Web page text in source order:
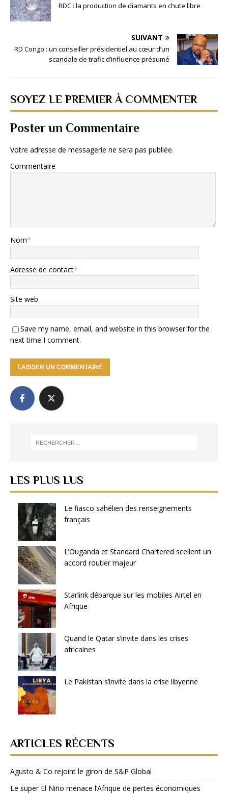
RDC : la production de diamants en chute libre
SUIVANT
RD Congo : un conseiller présidentiel au cœur d’un
scandale de trafic d’influence présumé
SOYEZ LE PREMIER À COMMENTER
Poster un Commentaire
Votre adresse de messagerie ne sera pas publiée.
Commentaire
Nom*
Adresse de contact*
Site web
Save my name, email, and website in this browser for the
next time I comment.
LES PLUS LUS
Le fiasco sahélien des renseignements
français
L’Ouganda et Standard Chartered scellent un
accord routier majeur
Starlink débarque sur les mobiles Airtel en
Afrique
Quand le Qatar s’invite dans les crises
africaines
Le Pakistan s’invite dans la crise libyenne
ARTICLES RÉCENTS
Agusto & Co rejoint le giron de S&P Global
Le super El Niño menace l’Afrique de pertes économiques